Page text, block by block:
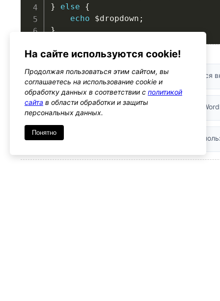
}
else
{
echo
$dropdown ;
}
Безопасность
Валидация входных данных:Параметры проверяются
Санитизация:HTML-код автоматически очищается
Рекомендации: Используйте esc_html() для вывода
На сайте используются cookie!
Продолжая пользоваться этим сайтом, вы
соглашаетесь на использование cookie и
обработку данных в соответствии с политикой
сайта в области обработки и защиты
персональных данных.
Понятно